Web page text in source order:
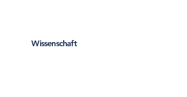
Wissenschaft